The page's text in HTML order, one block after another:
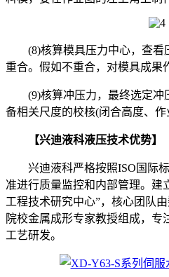
(8)核算模具压力中心，查看
重合。假如不重合，对模具成果
(9)核算冲压力，最终选定冲
备相关尺度的校核(闭合高度、作
【兴迪液科液压技术优势】
兴迪液科严格按照ISO国际标
准进行质量监控和内部管理。建
工程技术研究中心”，核心团队
院校金属成形专家教授组成，专
工艺研发。